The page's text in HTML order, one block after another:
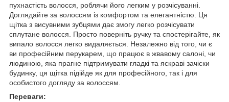
пухнастість волосся, роблячи його легким у розчісуванні.
Доглядайте за волоссям із комфортом та елегантністю. Ця
щітка з висувними зубцями дає змогу легко розчісувати
сплутане волосся. Просто поверніть ручку та спостерігайте, як
випало волосся легко видаляється. Незалежно від того, чи є
ви професійним перукарем, що працює в жвавому салоні, чи
людиною, яка прагне підтримувати гладкі та яскраві зачіски
будинку, ця щітка підійде як для професійного, так і для
особистого догляду за волоссям.
Переваги: